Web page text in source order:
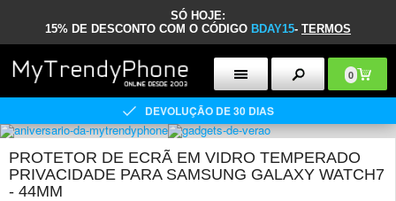
SÓ HOJE:
15% DE DESCONTO COM O CÓDIGO BDAY15- TERMOS
0
DEVOLUÇÃO DE 30 DIAS
PROTETOR DE ECRÃ EM VIDRO TEMPERADO
PRIVACIDADE PARA SAMSUNG GALAXY WATCH7
- 44MM